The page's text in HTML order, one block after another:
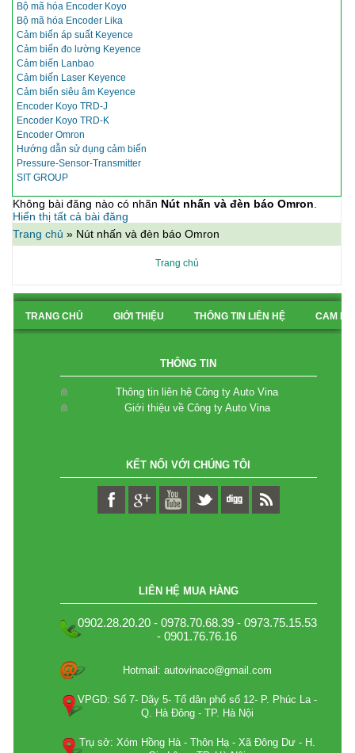
Bộ mã hóa Encoder Koyo
Bộ mã hóa Encoder Lika
Cảm biến áp suất Keyence
Cảm biến đo lường Keyence
Cảm biến Lanbao
Cảm biến Laser Keyence
Cảm biến siêu âm Keyence
Encoder Koyo TRD-J
Encoder Koyo TRD-K
Encoder Omron
Hướng dẫn sử dụng cảm biến
Pressure-Sensor-Transmitter
SIT GROUP
Không bài đăng nào có nhãn Nút nhấn và đèn báo Omron
Hiển thị tất cả bài đăng
Trang chủ » Nút nhấn và đèn báo Omron
Trang chủ
TRANG CHỦ GIỚI THIỆU THÔNG TIN LIÊN HỆ CAM
THÔNG TIN
Thông tin liên hệ Công ty Auto Vina
Giới thiệu về Công ty Auto Vina
KẾT NỐI VỚI CHÚNG TÔI
LIÊN HỆ MUA HÀNG
0902.28.20.20 - 0978.70.68.39 - 0973.75.15.53
- 0901.76.76.16
Hotmail: autovinaco@gmail.com
VPGD: Số 7- Dãy 5- Tổ dân phố số 12- P. Phúc La -
Q. Hà Đông - TP. Hà Nội
Trụ sở: Xóm Hồng Hà - Thôn Hạ - Xã Đông Dư - H.